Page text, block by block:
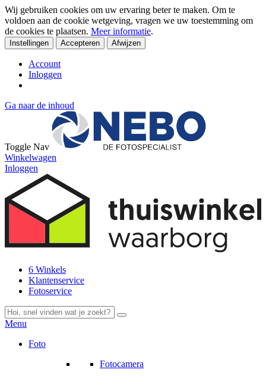
Wij gebruiken cookies om uw ervaring beter te maken. Om te
voldoen aan de cookie wetgeving, vragen we uw toestemming om
de cookies te plaatsen. Meer informatie.
Instellingen Accepteren Afwijzen
Account
Inloggen
Ga naar de inhoud
Toggle Nav
Winkelwagen
Inloggen
6 Winkels
Klantenservice
Fotoservice
Menu
Foto
Fotocamera